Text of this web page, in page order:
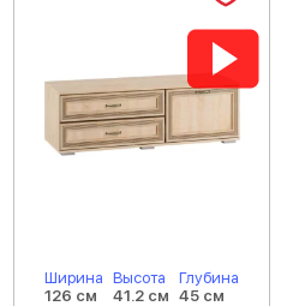
Ширина
126 см
Высота
41.2 см
Глубина
45 см